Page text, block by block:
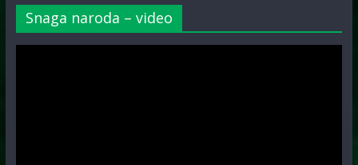
Snaga naroda – video